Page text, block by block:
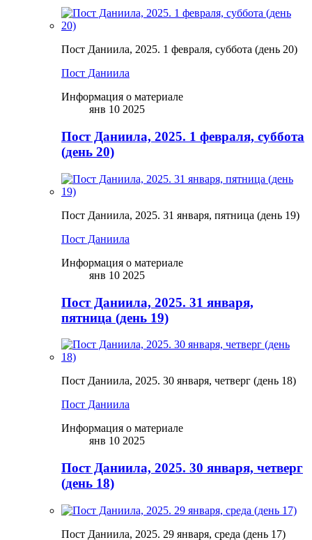
Пост Даниила, 2025. 1 февраля, суббота (день 20)
Пост Даниила
Информация о материале
янв 10 2025
Пост Даниила, 2025. 1 февраля, суббота
(день 20)
Пост Даниила, 2025. 31 января, пятница (день 19)
Пост Даниила
Информация о материале
янв 10 2025
Пост Даниила, 2025. 31 января,
пятница (день 19)
Пост Даниила, 2025. 30 января, четверг (день 18)
Пост Даниила
Информация о материале
янв 10 2025
Пост Даниила, 2025. 30 января, четверг
(день 18)
Пост Даниила, 2025. 29 января, среда (день 17)